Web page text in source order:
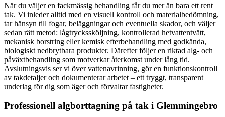
När du väljer en fackmässig behandling får du mer än bara ett rent
tak. Vi inleder alltid med en visuell kontroll och materialbedömning,
tar hänsyn till fogar, beläggningar och eventuella skador, och väljer
sedan rätt metod: lågtryckssköljning, kontrollerad hetvattentvätt,
mekanisk borstring eller kemisk efterbehandling med godkända,
biologiskt nedbrytbara produkter. Därefter följer en riktad alg- och
påväxtbehandling som motverkar återkomst under lång tid.
Avslutningsvis ser vi över vattenavrinning, gör en funktionskontroll
av takdetaljer och dokumenterar arbetet – ett tryggt, transparent
underlag för dig som äger och förvaltar fastigheter.
Professionell algborttagning på tak i Glemmingebro